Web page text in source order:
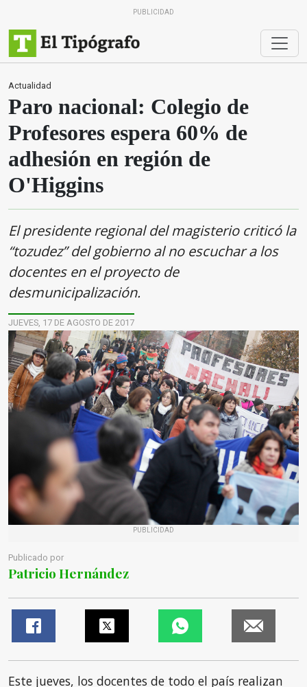
PUBLICIDAD
Actualidad
Paro nacional: Colegio de
Profesores espera 60% de
adhesión en región de
O'Higgins
El presidente regional del magisterio criticó la
“tozudez” del gobierno al no escuchar a los
docentes en el proyecto de
desmunicipalización.
JUEVES, 17 DE AGOSTO DE 2017
PUBLICIDAD
Publicado por
Patricio Hernández
Este jueves, los docentes de todo el país realizan